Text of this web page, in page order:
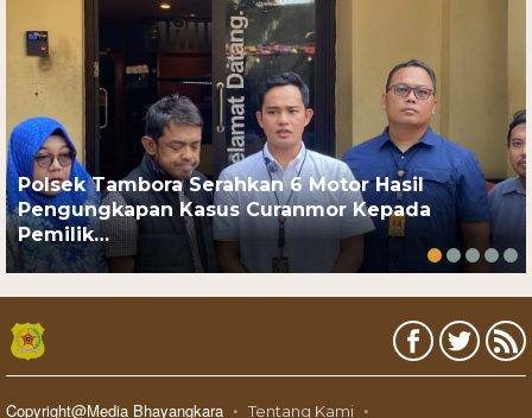
Polsek Tambora Serahkan 6 Motor Hasil
Pengungkapan Kasus Curanmor Kepada
Pemilik…
Copyright@Media Bhayangkara Tentang Kami